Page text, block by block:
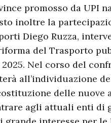
promosso da UPI
inoltre la
Diego Ruzza,
del Trasporto
Nel corso del
all’individuazione
delle nuove
agli attuali enti di